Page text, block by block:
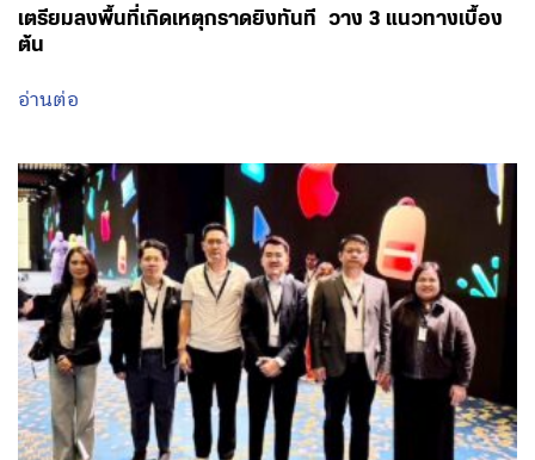
เตรียมลงพื้นที่เกิดเหตุกราดยิงทันที วาง 3 แนวทางเบื้อง
ต้น
อ่านต่อ